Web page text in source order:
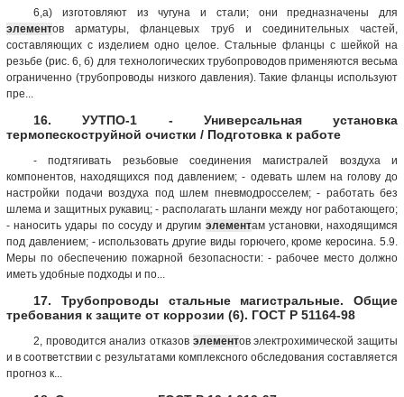
6,а) изготовляют из чугуна и стали; они предназначены для
элементов арматуры, фланцевых труб и соединительных частей,
составляющих с изделием одно целое. Стальные фланцы с шейкой на
резьбе (рис. 6, б) для технологических трубопроводов применяются весьма
ограниченно (трубопроводы низкого давления). Такие фланцы используют
пре...
16. УУТПО-1 - Универсальная установка
термопескоструйной очистки / Подготовка к работе
- подтягивать резьбовые соединения магистралей воздуха и
компонентов, находящихся под давлением; - одевать шлем на голову до
настройки подачи воздуха под шлем пневмодросселем; - работать без
шлема и защитных рукавиц; - располагать шланги между ног работающего;
- наносить удары по сосуду и другим элементам установки, находящимся
под давлением; - использовать другие виды горючего, кроме керосина. 5.9.
Меры по обеспечению пожарной безопасности: - рабочее место должно
иметь удобные подходы и по...
17. Трубопроводы стальные магистральные. Общие
требования к защите от коррозии (6). ГОСТ Р 51164-98
2, проводится анализ отказов элементов электрохимической защиты
и в соответствии с результатами комплексного обследования составляется
прогноз к...